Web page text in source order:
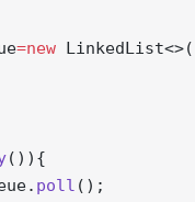
=new
()){
poll ();